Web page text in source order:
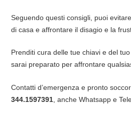
Seguendo questi consigli, puoi
di casa e affrontare il disagio e la
Prenditi cura delle tue chiavi e del
sarai preparato per affrontare
Contatti d’emergenza e pronto
344.1597391, anche Whatsapp e